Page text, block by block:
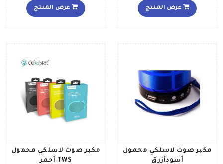
عرض المنتج عرض المنتج
مكبر صوت لاسلكي محمول
أسودأزرق
مكبر صوت لاسلكي محمول
TWS أحمر